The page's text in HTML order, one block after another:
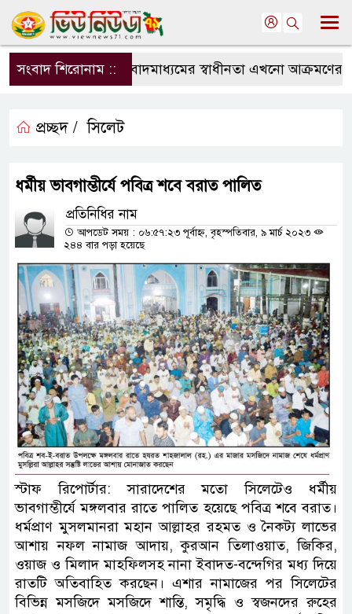
সংবাদ শিরোনাম ::সংবাদমাধ্যমের স্বাধীনতা এখনো আক্রমণের
প্রচ্ছদ / সিলেট
ধর্মীয় ভাবগাম্ভীর্যে পবিত্র শবে বরাত পালিত
প্রতিনিধির নাম
আপডেট সময় : ০৬:৫৭:২৩ পূর্বাহ্ন, বৃহস্পতিবার, ৯ মার্চ ২০২৩
২৪৪ বার পড়া হয়েছে
স্টাফ রিপোর্টার: সারাদেশের মতো সিলেটেও ধর্মীয়
ভাবগাম্ভীর্যে মঙ্গলবার রাতে পালিত হয়েছে পবিত্র শবে বরাত।
ধর্মপ্রাণ মুসলমানরা মহান আল্লাহর রহমত ও নৈকট্য লাভের
আশায় নফল নামাজ আদায়, কুরআন তিলাওয়াত, জিকির,
ওয়াজ ও মিলাদ মাহফিলসহ নানা ইবাদত-বন্দেগির মধ্য দিয়ে
রাতটি অতিবাহিত করছেন। এশার নামাজের পর সিলেটের
বিভিন্ন মসজিদে মসজিদে শান্তি, সমৃদ্ধি ও স্বজনদের রুহের